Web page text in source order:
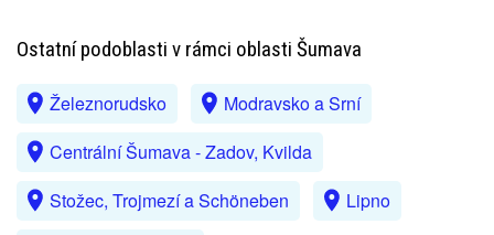
Ostatní podoblasti v rámci oblasti Šumava
Železnorudsko
Modravsko a Srní
Centrální Šumava - Zadov, Kvilda
Stožec, Trojmezí a Schöneben
Lipno